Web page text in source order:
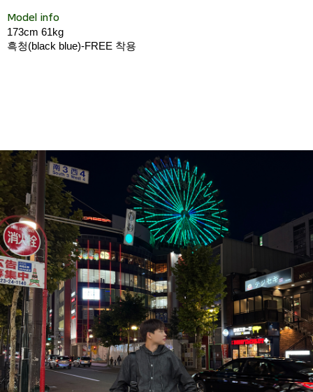
Model info
173cm 61kg
흑청(black blue)-FREE 착용